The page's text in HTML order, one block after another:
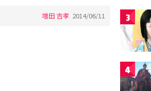
増田 吉孝 2014/06/11 3
4